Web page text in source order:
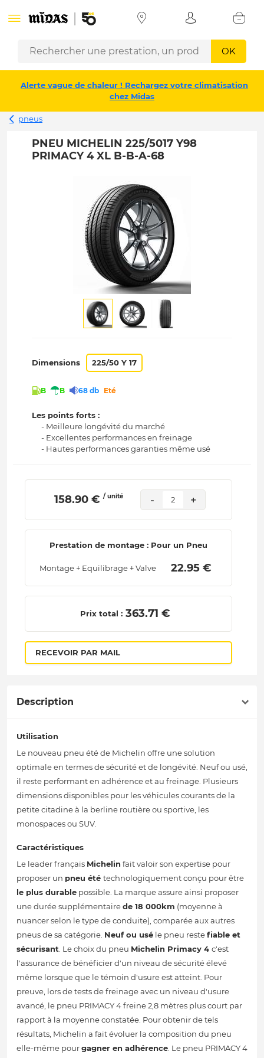
OK
Alerte vague de chaleur ! Rechargez votre climatisation
chez Midas
pneus
PNEU MICHELIN 225/5017 Y98
PRIMACY 4 XL B-B-A-68
Dimensions 225/50 Y 17
B B 68 db Eté
Les points forts :
- Meilleure longévité du marché
- Excellentes performances en freinage
- Hautes performances garanties même usé
158.90 € / unité - 2 +
Prestation de montage : Pour un Pneu
Montage + Equilibrage + Valve 22.95 €
Prix total : 363.71 €
RECEVOIR PAR MAIL
Description
Utilisation
Le nouveau pneu été de Michelin offre une solution
optimale en termes de sécurité et de longévité. Neuf ou usé,
il reste performant en adhérence et au freinage. Plusieurs
dimensions disponibles pour les véhicules courants de la
petite citadine à la berline routière ou sportive, les
monospaces ou SUV.
Caractéristiques
Le leader français Michelin fait valoir son expertise pour
proposer un pneu été technologiquement conçu pour être
le plus durable possible. La marque assure ainsi proposer
une durée supplémentairede 18 000km (moyenne à
nuancer selon le type de conduite), comparée aux autres
pneus de sa catégorie. Neuf ou usé le pneu restefiable et
sécurisant. Le choix du pneu Michelin Primacy 4 c'est
l'assurance de bénéficier d'un niveau de sécurité élevé
même lorsque que le témoin d'usure est atteint. Pour
preuve, lors de tests de freinage avec un niveau d'usure
avancé, le pneu PRIMACY 4 freine 2,8 mètres plus court par
rapport à la moyenne constatée. Pour obtenir de tels
résultats, Michelin a fait évoluer la composition du pneu
elle-même pourgagner en adhérence. Le pneu PRIMACY 4